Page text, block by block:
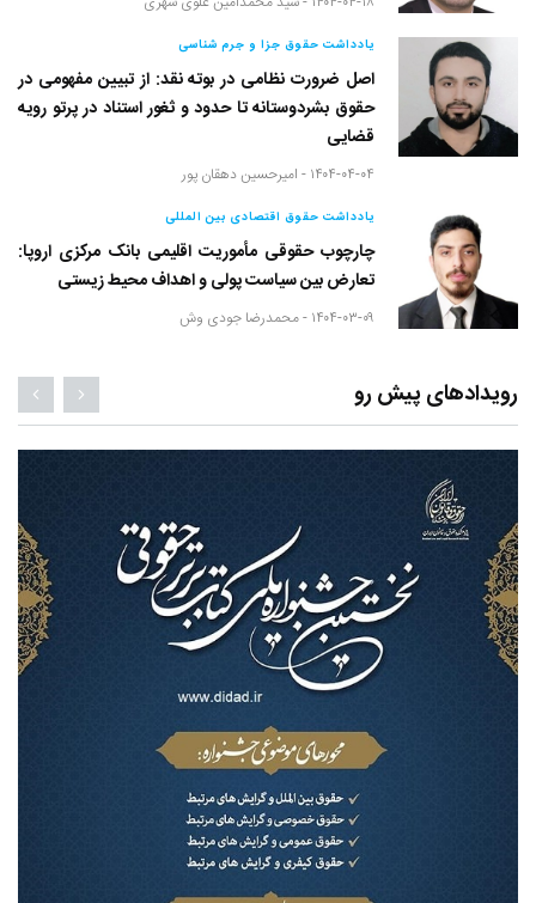
یادداشت حقوق جزا و جرم شناسی
اصل ضرورت نظامی در بوته نقد: از تبیین مفهومی در
حقوق بشردوستانه تا حدود و ثغور استناد در پرتو رویه
قضایی
۱۴۰۴-۰۴-۰۴ - امیرحسین دهقان پور
یادداشت حقوق اقتصادی بین المللی
چارچوب حقوقی مأموریت اقلیمی بانک مرکزی اروپا:
تعارض بین سیاست پولی و اهداف محیط زیستی
۱۴۰۴-۰۳-۰۹ - محمدرضا جودی وش
رویدادهای پیش رو